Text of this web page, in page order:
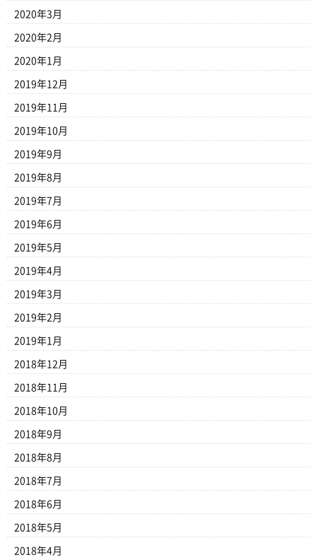
2020年3月
2020年2月
2020年1月
2019年12月
2019年11月
2019年10月
2019年9月
2019年8月
2019年7月
2019年6月
2019年5月
2019年4月
2019年3月
2019年2月
2019年1月
2018年12月
2018年11月
2018年10月
2018年9月
2018年8月
2018年7月
2018年6月
2018年5月
2018年4月